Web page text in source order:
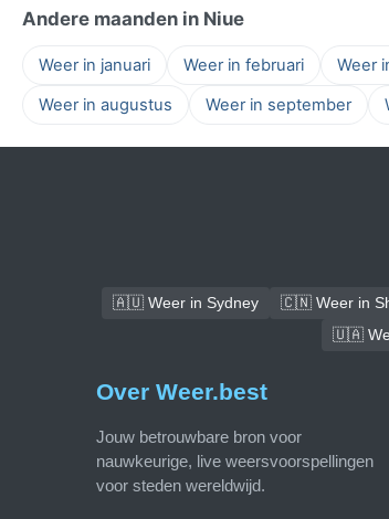
Andere maanden in Niue
Weer in januari Weer in februari Weer
Weer in augustus
Weer in september
🇦🇺 Weer in Sydney 🇨🇳 Weer in
🇺🇦
Over Weer.best
Jouw betrouwbare bron voor
nauwkeurige, live weersvoorspellingen
voor steden wereldwijd.